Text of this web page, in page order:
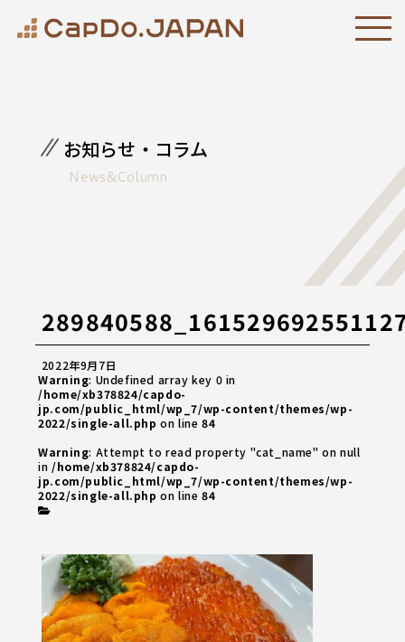
お知らせ・コラム
News&Column
2022年9月7日
Warning: Undefined array key 0 in
/home/xb378824/capdo-
jp.com/public_html/wp_7/wp-content/themes/wp-
2022/single-all.php on line84
Warning: Attempt to read property "cat_name" on null
in/home/xb378824/capdo-
jp.com/public_html/wp_7/wp-content/themes/wp-
2022/single-all.php on line84